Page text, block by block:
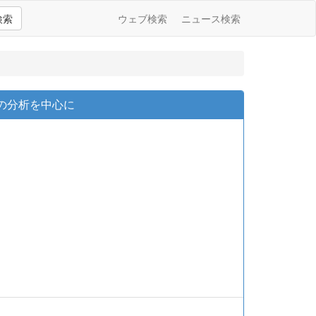
索 ウェブ検索 ニュース検索
分析を中心に